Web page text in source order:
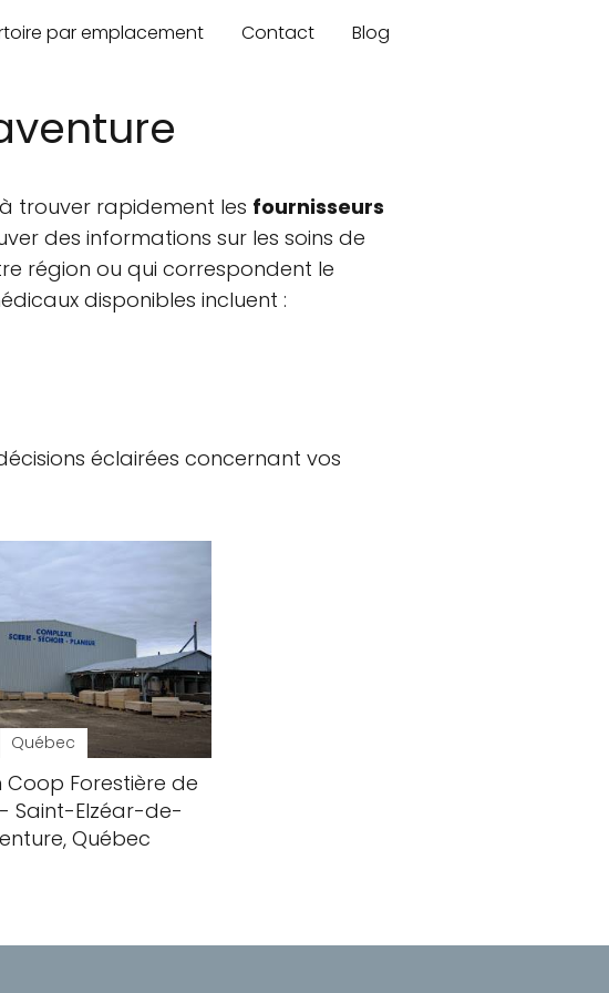
par emplacement Contact Blog
trouver rapidement les fournisseurs
des informations sur les soins de
région ou qui correspondent le
disponibles incluent :
éclairées concernant vos
Québec
Coop Forestière de
Saint-Elzéar-de-
Québec